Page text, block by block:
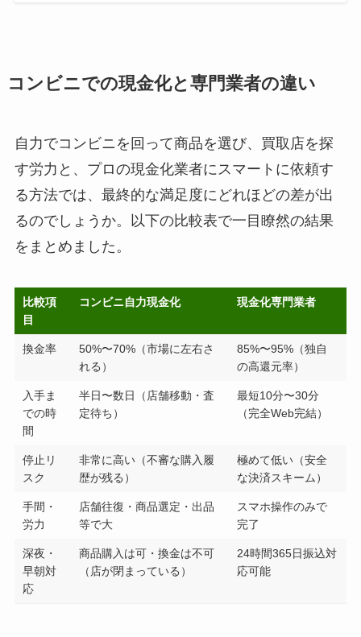
コンビニでの現金化と専門業者の違い
自力でコンビニを回って商品を選び、買取店を探
す労力と、プロの現金化業者にスマートに依頼す
る方法では、最終的な満足度にどれほどの差が出
るのでしょうか。以下の比較表で一目瞭然の結果
をまとめました。
比較項
目
コンビニ自力現金化 現金化専門業者
換金率
50%〜70%（市場に左右さ
れる）
85%〜95%（独自
の高還元率）
入手ま
での時
間
半日〜数日（店舗移動・査
定待ち）
最短10分〜30分
（完全Web完結）
停止リ
スク
非常に高い（不審な購入履
歴が残る）
極めて低い（安全
な決済スキーム）
手間・
労力
店舗往復・商品選定・出品
等で大
スマホ操作のみで
完了
深夜・
早朝対
応
商品購入は可・換金は不可
（店が閉まっている）
24時間365日振込対
応可能